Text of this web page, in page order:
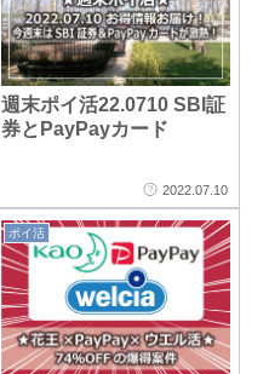
週末ポイ活22.0710 SBI証
券とPayPayカード
2022.07.10
ポイ活